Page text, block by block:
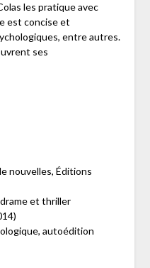
les pratique avec
est concise et
entre autres.
ses
nouvelles, Éditions
et thriller
autoédition